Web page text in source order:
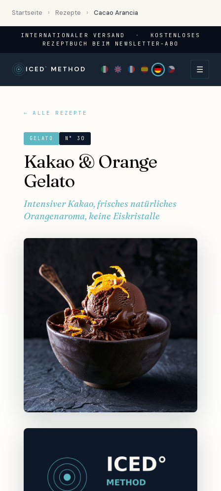
Startseite › Rezepte › Cacao Arancia
INTERNATIONALER VERSAND ·
KOSTENLOSES
REZEPTBUCH BEIM NEWSLETTER-ABO
ICED ° METHOD ☰
← ALLE REZEPTE
GELATO N° 30
Kakao & Orange
Gelato
Intensiver Kakao, frisches natürliches
Orangenaroma, keine Eiskristalle